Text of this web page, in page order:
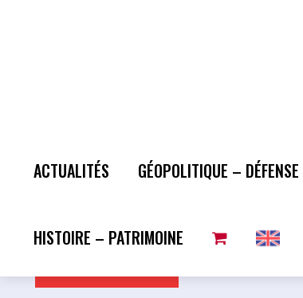
ACTUALITÉS GÉOPOLITIQUE – DÉFENSE
HISTOIRE – PATRIMOINE